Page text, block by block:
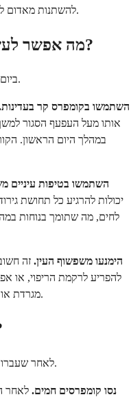
להשתנות מאדום לחום, סגול או צהוב לפני שהוא דוהה לחלוטין.
מה אפשר לעשות ב-24 השעות הראשונות?
ביום הראשון ניתן להשפיע הכי הרבה על הנוחות.
השתמשו בקומפרס קר
במהלך היום הראשון.
השתמשו בטיפות עיניים
יכולות להרגיע כל תחושת
לחים, מה שתומך בנוחות
הימנעו משפשוף העין. זה
להפריע לרקמת הריפוי, או
מגרדת או יבשה, השתמשו בטיפות עיניים במקום זאת.
מה
לאחר שעברו 24 השעות הראשונות, הגישה משתנה מעט.
נסו קומפרסים חמים. לאחר